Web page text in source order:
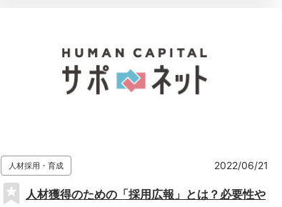
人材採用・育成 2022/06/21
人材獲得のための「採用広報」とは？必要性や